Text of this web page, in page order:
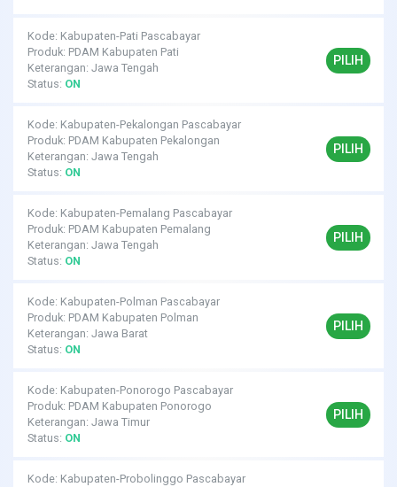
Kode: Kabupaten-Pati Pascabayar
Produk: PDAM Kabupaten Pati
Keterangan: Jawa Tengah
Status: ON
PILIH
Kode: Kabupaten-Pekalongan Pascabayar
Produk: PDAM Kabupaten Pekalongan
Keterangan: Jawa Tengah
Status: ON
PILIH
Kode: Kabupaten-Pemalang Pascabayar
Produk: PDAM Kabupaten Pemalang
Keterangan: Jawa Tengah
Status: ON
PILIH
Kode: Kabupaten-Polman Pascabayar
Produk: PDAM Kabupaten Polman
Keterangan: Jawa Barat
Status: ON
PILIH
Kode: Kabupaten-Ponorogo Pascabayar
Produk: PDAM Kabupaten Ponorogo
Keterangan: Jawa Timur
Status: ON
PILIH
Kode: Kabupaten-Probolinggo Pascabayar